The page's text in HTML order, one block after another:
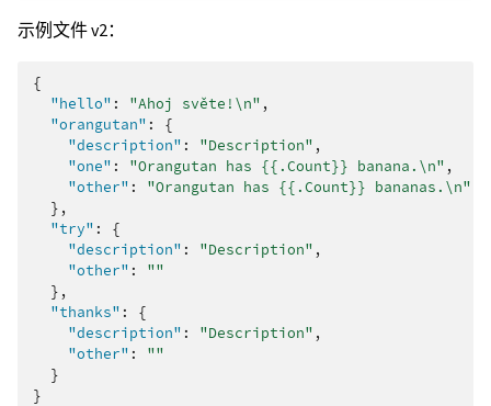
示例文件 v2：
{
"hello" : "Ahoj světe!\n" ,
"orangutan" :
{
"description" : "Description" ,
"one" : "Orangutan has {{.Count}} banana.\n" ,
"other" :
"Orangutan has {{.Count}} bananas.\n"
},
"try" :
{
"description" : "Description" ,
"other" :
""
},
"thanks" :
{
"description" : "Description" ,
"other" :
""
}
}